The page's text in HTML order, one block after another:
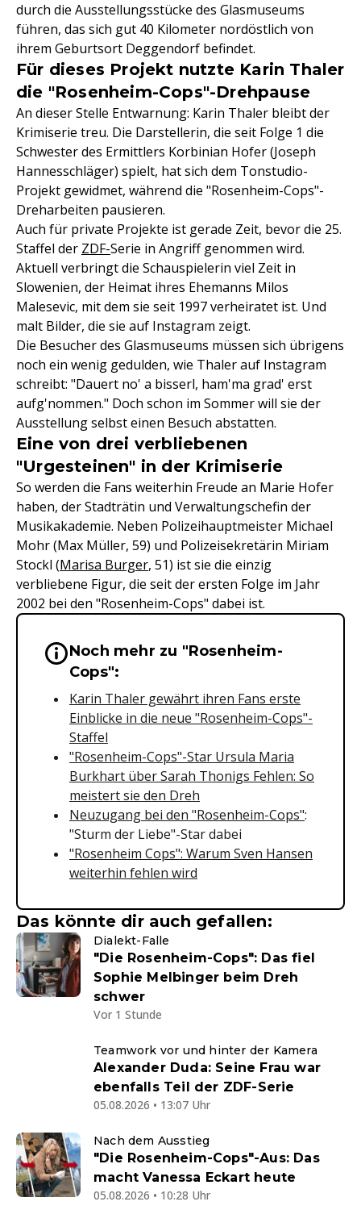
durch die Ausstellungsstücke des Glasmuseums
führen, das sich gut 40 Kilometer nordöstlich von
ihrem Geburtsort Deggendorf befindet.
Für dieses Projekt nutzte Karin Thaler
die "Rosenheim-Cops"-Drehpause
An dieser Stelle Entwarnung: Karin Thaler bleibt der
Krimiserie treu. Die Darstellerin, die seit Folge 1 die
Schwester des Ermittlers Korbinian Hofer (Joseph
Hannesschläger) spielt, hat sich dem Tonstudio-
Projekt gewidmet, während die "Rosenheim-Cops"-
Dreharbeiten pausieren.
Auch für private Projekte ist gerade Zeit, bevor die 25.
Staffel der ZDF-Serie in Angriff genommen wird.
Aktuell verbringt die Schauspielerin viel Zeit in
Slowenien, der Heimat ihres Ehemanns Milos
Malesevic, mit dem sie seit 1997 verheiratet ist. Und
malt Bilder, die sie auf Instagram zeigt.
Die Besucher des Glasmuseums müssen sich übrigens
noch ein wenig gedulden, wie Thaler auf Instagram
schreibt: "Dauert no' a bisserl, ham'ma grad' erst
aufg'nommen." Doch schon im Sommer will sie der
Ausstellung selbst einen Besuch abstatten.
Eine von drei verbliebenen
"Urgesteinen" in der Krimiserie
So werden die Fans weiterhin Freude an Marie Hofer
haben, der Stadträtin und Verwaltungschefin der
Musikakademie. Neben Polizeihauptmeister Michael
Mohr (Max Müller, 59) und Polizeisekretärin Miriam
Stockl (Marisa Burger, 51) ist sie die einzig
verbliebene Figur, die seit der ersten Folge im Jahr
2002 bei den "Rosenheim-Cops" dabei ist.
Wichtige Hinweise &
Noch mehr zu "Rosenheim-
Cops":
Karin Thaler gewährt ihren Fans erste
Einblicke in die neue "Rosenheim-Cops"-
Staffel
"Rosenheim-Cops"-Star Ursula Maria
Burkhart über Sarah Thonigs Fehlen: So
meistert sie den Dreh
Neuzugang bei den "Rosenheim-Cops":
"Sturm der Liebe"-Star dabei
"Rosenheim Cops": Warum Sven Hansen
weiterhin fehlen wird
Das könnte dir auch gefallen:
Dialekt-Falle
"Die Rosenheim-Cops": Das fiel
Sophie Melbinger beim Dreh
schwer
Vor 1 Stunde
Teamwork vor und hinter der Kamera
Alexander Duda: Seine Frau war
ebenfalls Teil der ZDF-Serie
05.08.2026 • 13:07 Uhr
Nach dem Ausstieg
"Die Rosenheim-Cops"-Aus: Das
macht Vanessa Eckart heute
05.08.2026 • 10:28 Uhr